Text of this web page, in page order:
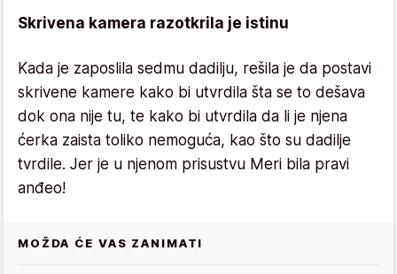
Skrivena kamera razotkrila je istinu
Kada je zaposlila sedmu dadilju, rešila je da postavi
skrivene kamere kako bi utvrdila šta se to dešava
dok ona nije tu, te kako bi utvrdila da li je njena
ćerka zaista toliko nemoguća, kao što su dadilje
tvrdile. Jer je u njenom prisustvu Meri bila pravi
anđeo!
MOŽDA ĆE VAS ZANIMATI